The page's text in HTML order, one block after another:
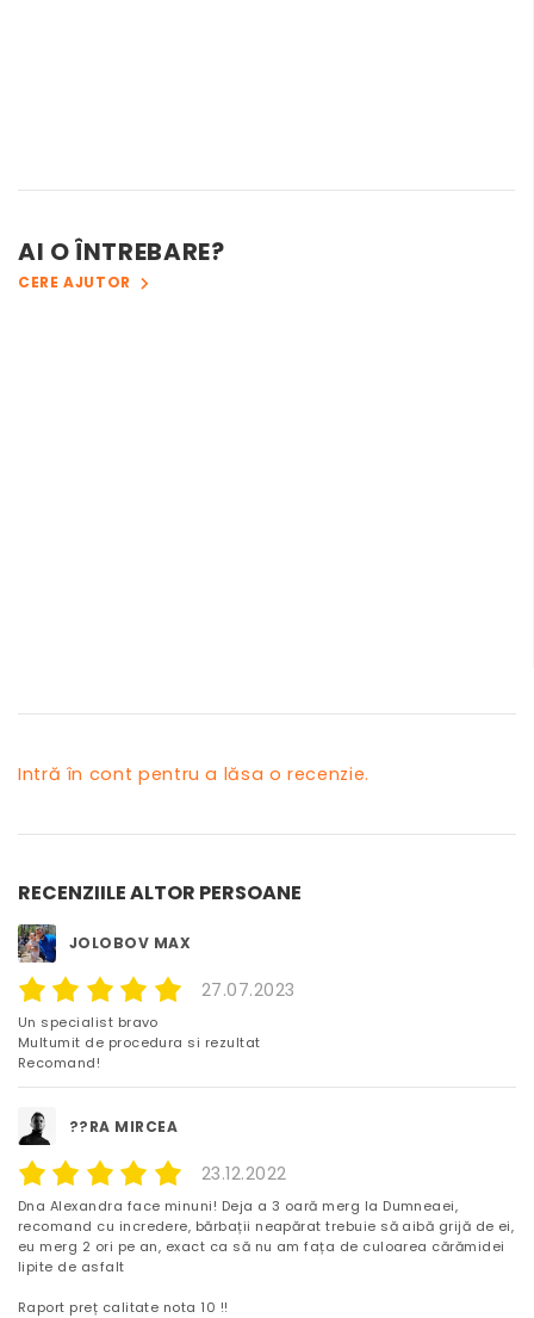
AI O ÎNTREBARE?
CERE AJUTOR
Intră în cont pentru a lăsa o recenzie.
RECENZIILE ALTOR PERSOANE
JOLOBOV MAX
27.07.2023
Un specialist bravo
Multumit de procedura si rezultat
Recomand!
??RA MIRCEA
23.12.2022
Dna Alexandra face minuni! Deja a 3 oară merg la Dumneaei,
recomand cu incredere, bărbații neapărat trebuie să aibă grijă de ei,
eu merg 2 ori pe an, exact ca să nu am fața de culoarea cărămidei
lipite de asfalt
Raport preț calitate nota 10 !!